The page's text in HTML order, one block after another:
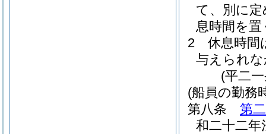
て、別に
息時間を
2
休息時間
与えられ
(平二
(船員の勤務
第八条
第
和二十二年